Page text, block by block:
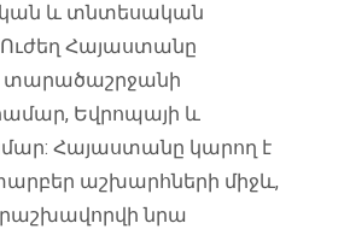
և տնտեսական
Ուժեղ Հայաստանը
տարածաշրջանի
Եվրոպայի և
Հայաստանը կարող է
տարբեր աշխարհների միջև,
նրա